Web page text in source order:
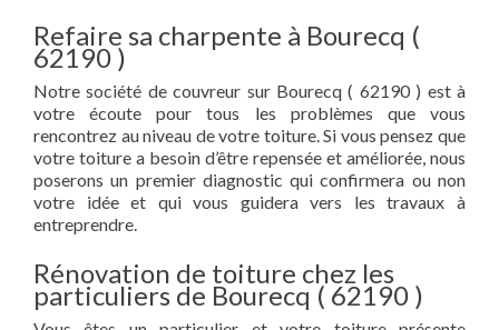
Refaire sa charpente à Bourecq (
62190 )
Notre société de couvreur sur Bourecq ( 62190 ) est à
votre écoute pour tous les problèmes que vous
rencontrez au niveau de votre toiture. Si vous pensez que
votre toiture a besoin d’être repensée et améliorée, nous
poserons un premier diagnostic qui confirmera ou non
votre idée et qui vous guidera vers les travaux à
entreprendre.
Rénovation de toiture chez les
particuliers de Bourecq ( 62190 )